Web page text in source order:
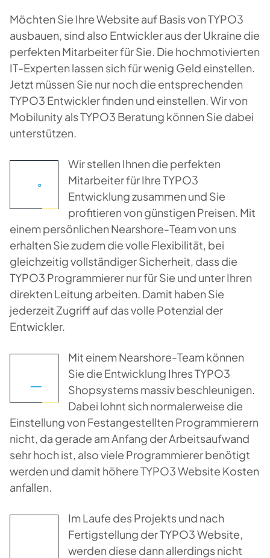
Möchten Sie Ihre Website auf Basis von TYPO3
ausbauen, sind also Entwickler aus der Ukraine die
perfekten Mitarbeiter für Sie. Die hochmotivierten
IT-Experten lassen sich für wenig Geld einstellen.
Jetzt müssen Sie nur noch die entsprechenden
TYPO3 Entwickler finden und einstellen. Wir von
Mobilunity als TYPO3 Beratung können Sie dabei
unterstützen.
Wir stellen Ihnen die perfekten
Mitarbeiter für Ihre TYPO3
Entwicklung zusammen und Sie
profitieren von günstigen Preisen. Mit
einem persönlichen Nearshore-Team von uns
erhalten Sie zudem die volle Flexibilität, bei
gleichzeitig vollständiger Sicherheit, dass die
TYPO3 Programmierer nur für Sie und unter Ihren
direkten Leitung arbeiten. Damit haben Sie
jederzeit Zugriff auf das volle Potenzial der
Entwickler.
Mit einem Nearshore-Team können
Sie die Entwicklung Ihres TYPO3
Shopsystems massiv beschleunigen.
Dabei lohnt sich normalerweise die
Einstellung von Festangestellten Programmierern
nicht, da gerade am Anfang der Arbeitsaufwand
sehr hoch ist, also viele Programmierer benötigt
werden und damit höhere TYPO3 Website Kosten
anfallen.
Im Laufe des Projekts und nach
Fertigstellung der TYPO3 Website,
werden diese dann allerdings nicht